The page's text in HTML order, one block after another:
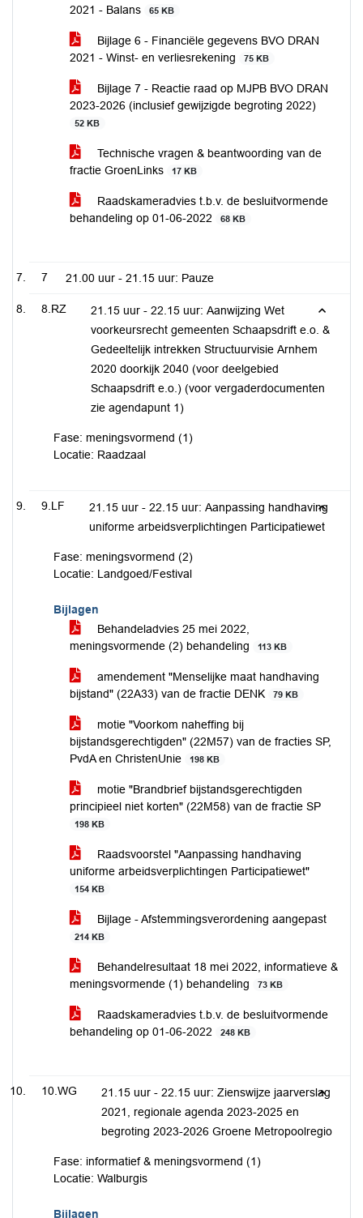
2021 - Balans 65 KB
Bijlage 6 - Financiële gegevens BVO DRAN
2021 - Winst- en verliesrekening
75 KB
Bijlage 7 - Reactie raad op MJPB BVO DRAN
2023-2026 (inclusief gewijzigde begroting 2022)
52 KB
Technische vragen & beantwoording van de
fractie GroenLinks
17 KB
Raadskameradvies t.b.v. de besluitvormende
behandeling op 01-06-2022
68 KB
7 21.00 uur - 21.15 uur: Pauze
8.RZ
21.15 uur - 22.15 uur: Aanwijzing Wet
voorkeursrecht gemeenten Schaapsdrift e.o. &
Gedeeltelijk intrekken Structuurvisie Arnhem
2020 doorkijk 2040 (voor deelgebied
Schaapsdrift e.o.) (voor vergaderdocumenten
zie agendapunt 1)
Fase: meningsvormend (1)
Locatie: Raadzaal
9.LF
21.15 uur - 22.15 uur: Aanpassing handhaving
uniforme arbeidsverplichtingen Participatiewet
Fase: meningsvormend (2)
Locatie: Landgoed/Festival
Bijlagen
Behandeladvies 25 mei 2022,
meningsvormende (2) behandeling
113 KB
amendement "Menselijke maat handhaving
bijstand" (22A33) van de fractie DENK
79 KB
motie "Voorkom naheffing bij
bijstandsgerechtigden" (22M57) van de fracties SP,
PvdA en ChristenUnie
198 KB
motie "Brandbrief bijstandsgerechtigden
principieel niet korten" (22M58) van de fractie SP
198 KB
Raadsvoorstel "Aanpassing handhaving
uniforme arbeidsverplichtingen Participatiewet"
154 KB
Bijlage - Afstemmingsverordening aangepast
214 KB
Behandelresultaat 18 mei 2022, informatieve &
meningsvormende (1) behandeling
73 KB
Raadskameradvies t.b.v. de besluitvormende
behandeling op 01-06-2022
248 KB
10.WG
21.15 uur - 22.15 uur: Zienswijze jaarverslag
2021, regionale agenda 2023-2025 en
begroting 2023-2026 Groene Metropoolregio
Fase: informatief & meningsvormend (1)
Locatie: Walburgis
Bijlagen